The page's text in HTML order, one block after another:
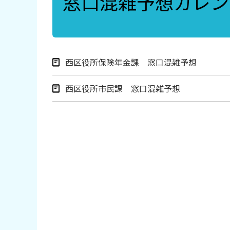
西区役所保険年金課 窓口混雑予想
西区役所市民課 窓口混雑予想